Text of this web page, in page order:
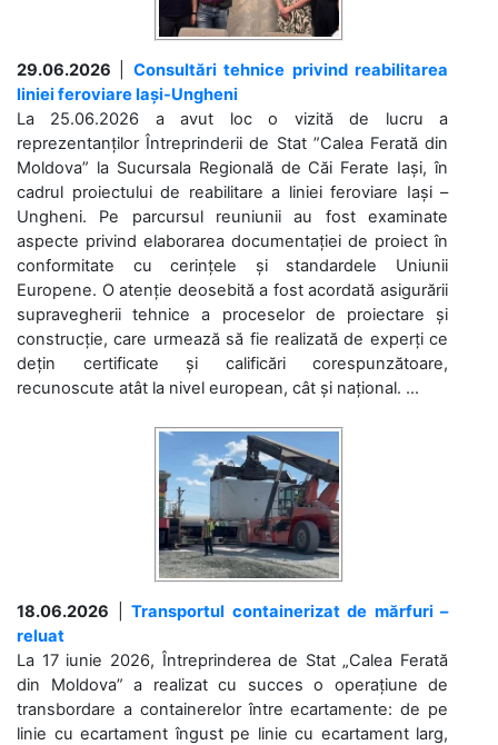
29.06.2026
Consultări tehnice privind reabilitarea
liniei feroviare Iași-Ungheni
La 25.06.2026 a avut loc o vizită de lucru a
reprezentanților Întreprinderii de Stat ”Calea Ferată din
Moldova” la Sucursala Regională de Căi Ferate Iași, în
cadrul proiectului de reabilitare a liniei feroviare Iași –
Ungheni. Pe parcursul reuniunii au fost examinate
aspecte privind elaborarea documentației de proiect în
conformitate cu cerințele și standardele Uniunii
Europene. O atenție deosebită a fost acordată asigurării
supravegherii tehnice a proceselor de proiectare și
construcție, care urmează să fie realizată de experți ce
dețin certificate și calificări corespunzătoare,
recunoscute atât la nivel european, cât și național. ...
18.06.2026
Transportul containerizat de mărfuri –
reluat
La 17 iunie 2026, Întreprinderea de Stat „Calea Ferată
din Moldova” a realizat cu succes o operațiune de
transbordare a containerelor între ecartamente: de pe
linie cu ecartament îngust pe linie cu ecartament larg,